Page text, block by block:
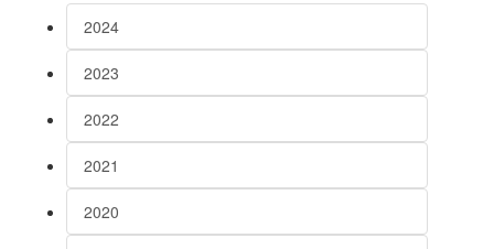
2024
2023
2022
2021
2020